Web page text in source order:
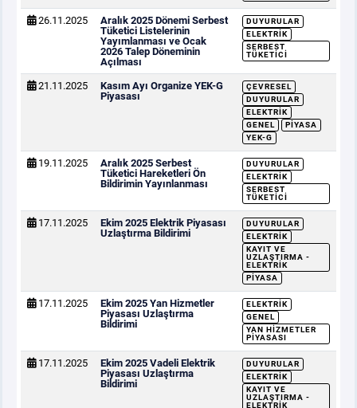
26.11.2025
Aralık 2025 Dönemi Serbest
Tüketici Listelerinin
Yayımlanması ve Ocak
2026 Talep Döneminin
Açılması
DUYURULAR
ELEKTRIK
SERBEST
TÜKETICI
21.11.2025
Kasım Ayı Organize YEK-G
Piyasası
ÇEVRESEL
DUYURULAR
ELEKTRIK
GENEL
PIYASA
YEK-G
19.11.2025
Aralık 2025 Serbest
Tüketici Hareketleri Ön
Bildirimin Yayınlanması
DUYURULAR
ELEKTRIK
SERBEST
TÜKETICI
17.11.2025
Ekim 2025 Elektrik Piyasası
Uzlaştırma Bildirimi
DUYURULAR
ELEKTRIK
KAYIT VE
UZLAŞTIRMA -
ELEKTRIK
PIYASA
17.11.2025
Ekim 2025 Yan Hizmetler
Piyasası Uzlaştırma
Bildirimi
ELEKTRIK
GENEL
YAN HIZMETLER
PIYASASI
17.11.2025
Ekim 2025 Vadeli Elektrik
Piyasası Uzlaştırma
Bildirimi
DUYURULAR
ELEKTRIK
KAYIT VE
UZLAŞTIRMA -
ELEKTRIK